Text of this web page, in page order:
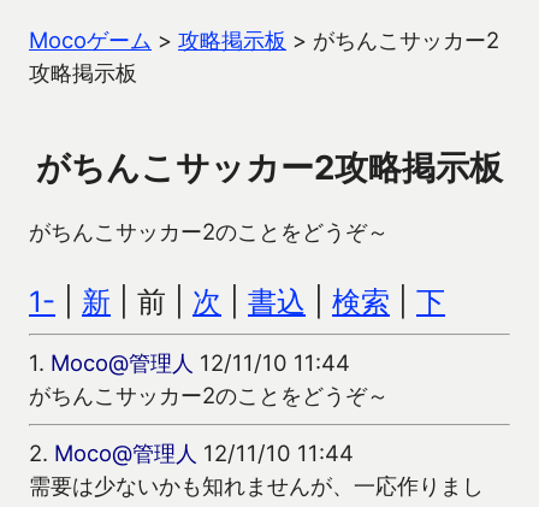
Mocoゲーム > 攻略掲示板 > がちんこサッカー2
攻略掲示板
がちんこサッカー2攻略掲示板
がちんこサッカー2のことをどうぞ～
1- 新 | 前 | 次 書込 検索 下
1. Moco@管理人 12/11/10 11:44
がちんこサッカー2のことをどうぞ～
2. Moco@管理人 12/11/10 11:44
需要は少ないかも知れませんが、一応作りまし